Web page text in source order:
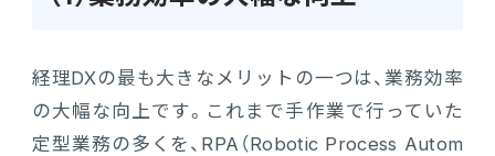
経理DXの最も大きなメリットの一つは、業務効率
の大幅な向上です。これまで手作業で行っていた
定型業務の多くを、RPA（Robotic Process Autom